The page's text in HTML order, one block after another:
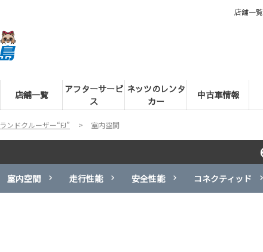
店舗一覧
アフターサービ
ス
ネッツのレンタ
カー
中古車情報
店舗一覧
ランドクルーザー“FJ” 室内空間
室内空間 走行性能 安全性能 コネクティッド